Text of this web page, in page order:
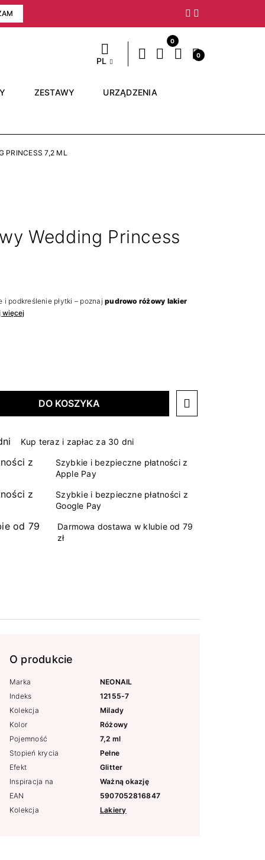
Następny
PL
0
0
ZESTAWY URZĄDZENIA
PRINCESS 7,2 ML
Wedding Princess
podkreślenie płytki – poznajpudrowo różowy lakier
więcej
DO KOSZYKA
Kup teraz i zapłac za 30 dni
Szybkie i bezpieczne płatności z
Apple Pay
Szybkie i bezpieczne płatności z
Google Pay
Darmowa dostawa w klubie od 79
zł
O produkcie
Marka
NEONAIL
Indeks
12155-7
Kolekcja
Milady
Kolor
Różowy
Pojemność
7,2 ml
Stopień krycia
Pełne
Efekt
Glitter
Inspiracja na
Ważną okazję
EAN
5907052816847
Kolekcja
Lakiery